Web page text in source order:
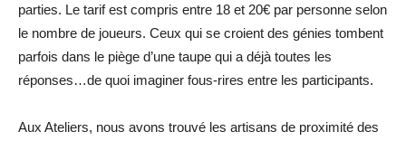
parties. Le tarif est compris entre 18 et 20€ par personne selon
le nombre de joueurs. Ceux qui se croient des génies tombent
parfois dans le piège d’une taupe qui a déjà toutes les
réponses…de quoi imaginer fous-rires entre les participants.
Aux Ateliers, nous avons trouvé les artisans de proximité des